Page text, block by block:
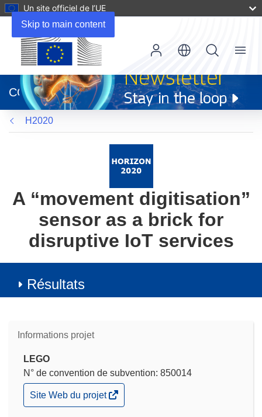
Skip to main content
Un site officiel de l’UE
dans
une
nouvelle
fenêtre)
CORDIS
Menu
H2020
A “movement digitisation”
sensor as a brick for
disruptive IoT services
Résultats
Informations projet
LEGO
N° de convention de subvention: 850014
(s’ouvre
dans
Site Web du projet